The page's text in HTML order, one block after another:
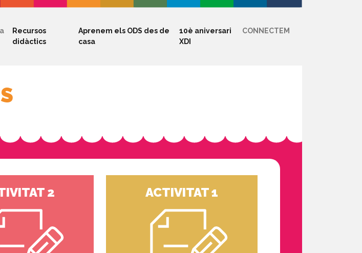
Recursos
didàctics
Aprenem els ODS des de
casa
10è aniversari
XDI
CONNECTEM
2 ACTIVITAT 1